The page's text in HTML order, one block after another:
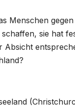
Menschen
sie hat
Absicht